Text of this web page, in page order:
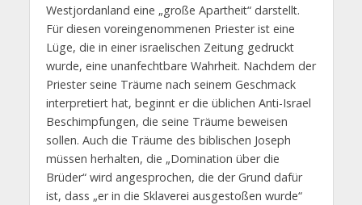
Westjordanland eine „große Apartheit“ darstellt.
Für diesen voreingenommenen Priester ist eine
Lüge, die in einer israelischen Zeitung gedruckt
wurde, eine unanfechtbare Wahrheit. Nachdem der
Priester seine Träume nach seinem Geschmack
interpretiert hat, beginnt er die üblichen Anti-Israel
Beschimpfungen, die seine Träume beweisen
sollen. Auch die Träume des biblischen Joseph
müssen herhalten, die „Domination über die
Brüder“ wird angesprochen, die der Grund dafür
ist, dass „er in die Sklaverei ausgestoßen wurde“